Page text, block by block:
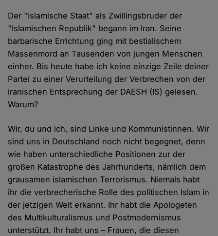
Der "Islamische Staat" als Zwillingsbruder der
"Islamischen Republik" begann im Iran. Seine
barbarische Errichtung ging mit bestialischem
Massenmord an Tausenden von jungen Menschen
einher. Bis heute habe ich keine einzige Zeile deiner
Partei zu einer Verurteilung der Verbrechen von der
iranischen Entsprechung der DAESH (IS) gelesen.
Warum?
Wir, du und ich, sind Linke und Kommunistinnen. Wir
sind uns in Deutschland noch nicht begegnet, denn
wie haben unterschiedliche Positionen zur der
großen Katastrophe des Jahrhunderts, nämlich dem
grausamen islamischen Terrorismus. Niemals habt
ihr die verbrecherische Rolle des politischen Islam in
der jetzigen Welt erkannt. Ihr habt die Apologeten
des Multikulturalismus und Postmodernismus
unterstützt. Ihr habt uns – Frauen, die diesen